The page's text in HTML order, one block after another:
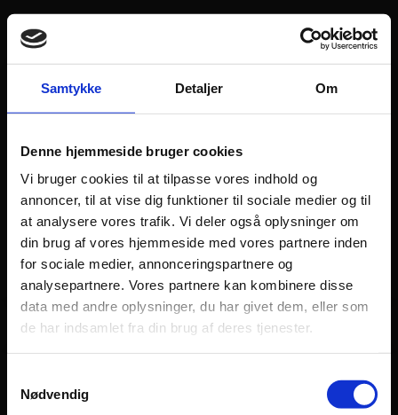
Samtykke Detaljer Om
Denne hjemmeside bruger cookies
Vi bruger cookies til at tilpasse vores indhold og
annoncer, til at vise dig funktioner til sociale medier og til
at analysere vores trafik. Vi deler også oplysninger om
din brug af vores hjemmeside med vores partnere inden
for sociale medier, annonceringspartnere og
analysepartnere. Vores partnere kan kombinere disse
data med andre oplysninger, du har givet dem, eller som
de har indsamlet fra din brug af deres tjenester.
Nødvendig
Polering af bil
Vi garanterer dig en spejlblank bilpolering - og
altid til en god pris.
MERE OM POLERING